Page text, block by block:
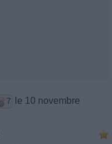
7
le 10 novembre